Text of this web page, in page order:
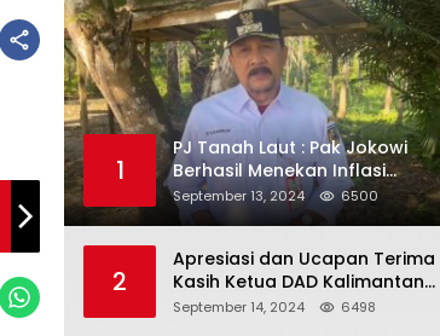
1
PJ Tanah Laut : Pak Jokowi
Berhasil Menekan Inflasi
Menjadi Salah Satu Yang
Terendah se Asean.
September 13, 2024 6500
2
Apresiasi dan Ucapan Terima
Kasih Ketua DAD Kalimantan
Selatan Kepada Presiden
September 14, 2024 6498